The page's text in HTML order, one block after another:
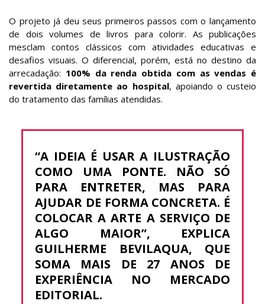
O projeto já deu seus primeiros passos com o lançamento
de dois volumes de livros para colorir. As publicações
mesclam contos clássicos com atividades educativas e
desafios visuais. O diferencial, porém, está no destino da
arrecadação: 100% da renda obtida com as vendas é
revertida diretamente ao hospital, apoiando o custeio
do tratamento das famílias atendidas.
“A IDEIA É USAR A ILUSTRAÇÃO
COMO UMA PONTE. NÃO SÓ
PARA ENTRETER, MAS PARA
AJUDAR DE FORMA CONCRETA. É
COLOCAR A ARTE A SERVIÇO DE
ALGO MAIOR”, EXPLICA
GUILHERME BEVILAQUA, QUE
SOMA MAIS DE 27 ANOS DE
EXPERIÊNCIA NO MERCADO
EDITORIAL.